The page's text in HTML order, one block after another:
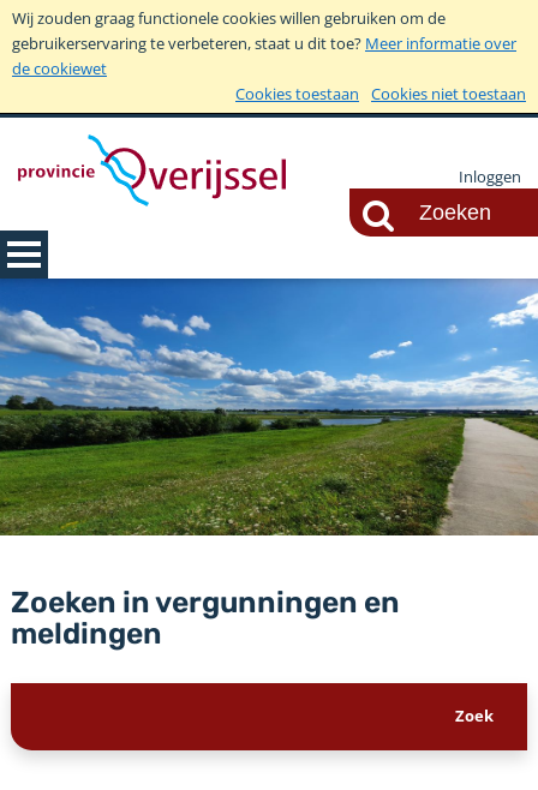
Wij zouden graag functionele cookies willen gebruiken om de
gebruikerservaring te verbeteren, staat u dit toe? Meer informatie over
de cookiewet
Cookies toestaan
Cookies niet toestaan
Inloggen
Zoeken in vergunningen en
meldingen